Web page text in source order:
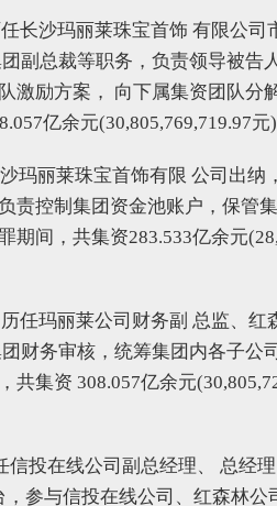
长沙玛丽莱珠宝首饰 有限公
副总裁等职务，负责领导被告
激励方案， 向下属集资团队分
亿余元(30,805,769,719.97
玛丽莱珠宝首饰有限 公司出
责控制集团资金池账户，保管
期间，共集资283.533亿余元
任玛丽莱公司财务副 总监、
财务审核，统筹集团内各子公
共集资 308.057亿余元
信投在线公司副总经理、 总经
参与信投在线公司、红森林